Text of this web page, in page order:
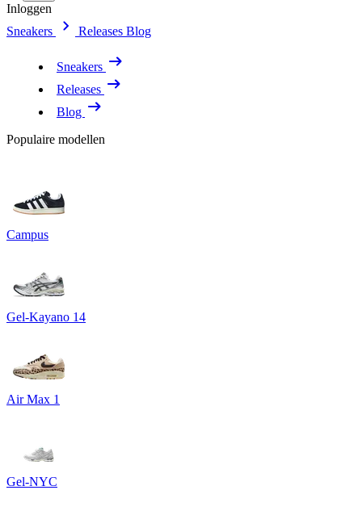
Inloggen
Sneakers
Releases Blog
Sneakers
Releases
Blog
Populaire modellen
Campus
Gel-Kayano 14
Air Max 1
Gel-NYC